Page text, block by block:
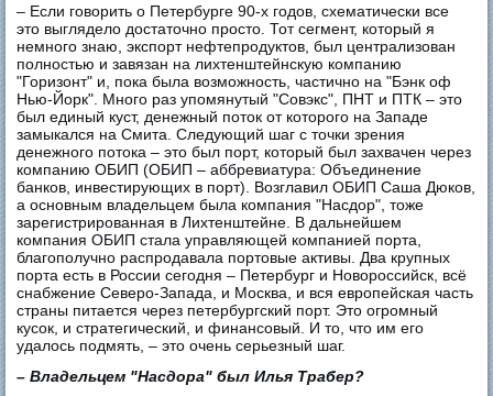
– Если говорить о Петербурге 90-х годов, схематически все
это выглядело достаточно просто. Тот сегмент, который я
немного знаю, экспорт нефтепродуктов, был централизован
полностью и завязан на лихтенштейнскую компанию
"Горизонт" и, пока была возможность, частично на "Бэнк оф
Нью-Йорк". Много раз упомянутый "Совэкс", ПНТ и ПТК – это
был единый куст, денежный поток от которого на Западе
замыкался на Смита. Следующий шаг с точки зрения
денежного потока – это был порт, который был захвачен через
компанию ОБИП (ОБИП – аббревиатура: Объединение
банков, инвестирующих в порт). Возглавил ОБИП Саша Дюков,
а основным владельцем была компания "Насдор", тоже
зарегистрированная в Лихтенштейне. В дальнейшем
компания ОБИП стала управляющей компанией порта,
благополучно распродавала портовые активы. Два крупных
порта есть в России сегодня – Петербург и Новороссийск, всё
снабжение Северо-Запада, и Москва, и вся европейская часть
страны питается через петербургский порт. Это огромный
кусок, и стратегический, и финансовый. И то, что им его
удалось подмять, – это очень серьезный шаг.
– Владельцем "Насдора" был Илья Трабер?